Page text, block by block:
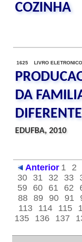
COZINHA
1625 LIVRO
DA
EDUFBA, 2010
Anterior 1 2
30
31 32 33
59
60 61 62
88 89 90 91
113
114 115
135
136 137